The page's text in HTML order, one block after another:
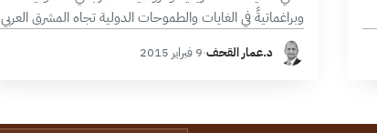
وبراغماتيةً في الغايات والطموحات الدولية تجاه المشرق العربي
بحكم العامل المحلي لكل منهما، وقد أفرزت هذه السياسات
جنباً إلى جنب مع المتغيرات الدخيلة…
د.عمار القحف·9 فبراير 2015